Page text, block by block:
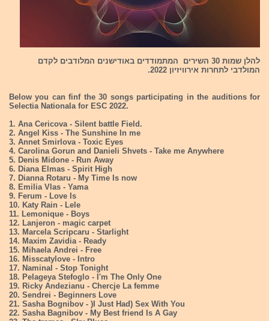
להלן שמות 30 השירים המתמודדים באודישנים המלודבים לקדם
המולדבי לתחרות אירוויזיון 2022.
Below you can finf the 30 songs participating in the auditions for
Selectia Nationala for ESC 2022.
1. Ana Cericova - Silent battle Field.
2. Angel Kiss - The Sunshine In me
3. Annet Smirlova - Toxic Eyes
4. Carolina Gorun and Danieli Shvets - Take me Anywhere
5. Denis Midone - Run Away
6. Diana Elmas - Spirit High
7. Dianna Rotaru - My Time Is now
8. Emilia Vlas - Yama
9. Ferum - Love Is
10. Katy Rain - Lele
11. Lemonique - Boys
12. Lanjeron - magic carpet
13. Marcela Scripcaru - Starlight
14. Maxim Zavidia - Ready
15. Mihaela Andrei - Free
16. Misscatylove - Intro
17. Naminal - Stop Tonight
18. Pelageya Stefoglo - I'm The Only One
19. Ricky Andezianu - Chercje La femme
20. Sendrei - Beginners Love
21. Sasha Bognibov - )I Just Had) Sex With You
22. Sasha Bagnibov - My Best friend Is A Gay